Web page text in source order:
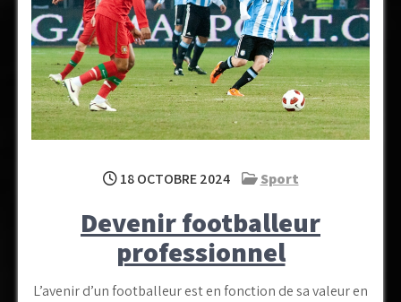
18 OCTOBRE 2024 Sport
Devenir footballeur
professionnel
L’avenir d’un footballeur est en fonction de sa valeur en